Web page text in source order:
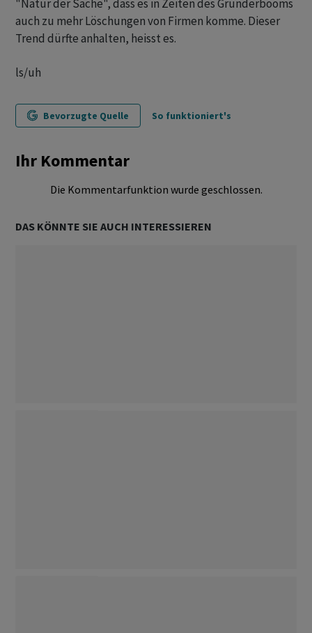
"Natur der Sache", dass es in Zeiten des Gründerbooms
auch zu mehr Löschungen von Firmen komme. Dieser
Trend dürfte anhalten, heisst es.
ls/uh
Bevorzugte Quelle So funktioniert's
Ihr Kommentar
Die Kommentarfunktion wurde geschlossen.
DAS KÖNNTE SIE AUCH INTERESSIEREN